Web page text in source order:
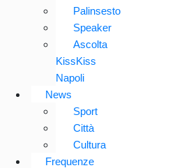
Palinsesto
Speaker
Ascolta
KissKiss
Napoli
News
Sport
Città
Cultura
Frequenze